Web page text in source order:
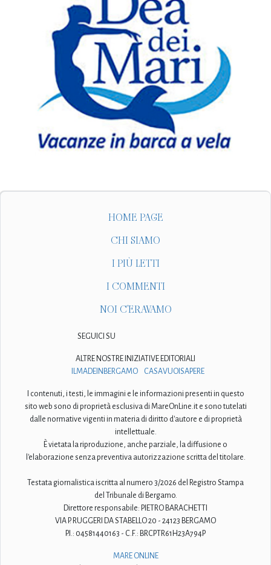
HOME PAGE
CHI SIAMO
I PIÙ LETTI
I COMMENTI
NOI C'ERAVAMO
SEGUICI SU
ALTRE NOSTRE INIZIATIVE EDITORIALI
ILMADEINBERGAMO
CASAVUOISAPERE
I contenuti, i testi, le immagini e le informazioni presenti in questo
sito web sono di proprietà esclusiva di MareOnLine.it e sono tutelati
dalle normative vigenti in materia di diritto d'autore e di proprietà
intellettuale.
È vietata la riproduzione, anche parziale, la diffusione o
l'elaborazione senza preventiva autorizzazione scritta del titolare.
Testata giornalistica iscritta al numero 3/2026 del Registro Stampa
del Tribunale di Bergamo.
Direttore responsabile: PIETRO BARACHETTI
VIA P. RUGGERI DA STABELLO 20 - 24123 BERGAMO
P.I.: 04581440163 - C.F.: BRCPTR61H23A794P
MARE ONLINE